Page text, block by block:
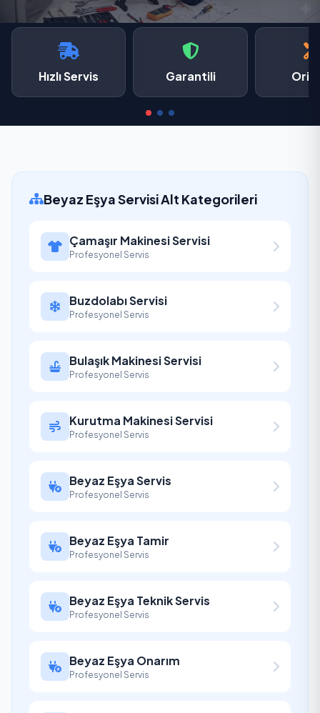
Hızlı Servis Garantili
Beyaz Eşya Servisi Alt Kategorileri
Çamaşır Makinesi Servisi
Profesyonel Servis
Buzdolabı Servisi
Profesyonel Servis
Bulaşık Makinesi Servisi
Profesyonel Servis
Kurutma Makinesi Servisi
Profesyonel Servis
Beyaz Eşya Servis
Profesyonel Servis
Beyaz Eşya Tamir
Profesyonel Servis
Beyaz Eşya Teknik Servis
Profesyonel Servis
Beyaz Eşya Onarım
Profesyonel Servis